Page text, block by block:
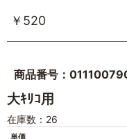
￥520
商品番号：
大ｷﾘｺ用
在庫数：26
単価